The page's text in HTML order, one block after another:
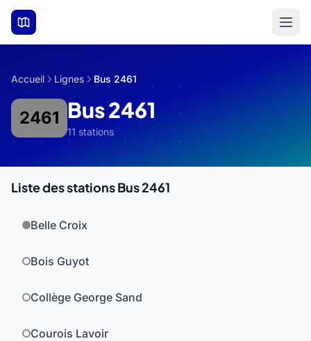
Aller au contenu principal
Accueil Lignes Bus 2461
2461 Bus 2461
11 stations
Liste des stations Bus 2461
Belle Croix
Bois Guyot
Collège George Sand
Courois Lavoir